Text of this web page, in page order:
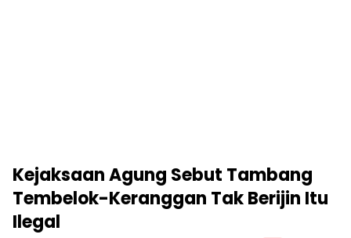
Kejaksaan Agung Sebut Tambang
Tembelok-Keranggan Tak Berijin Itu
Ilegal